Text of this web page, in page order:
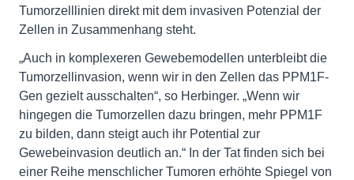
Tumorzelllinien direkt mit dem invasiven Potenzial der
Zellen in Zusammenhang steht.
„Auch in komplexeren Gewebemodellen unterbleibt die
Tumorzellinvasion, wenn wir in den Zellen das PPM1F-
Gen gezielt ausschalten“, so Herbinger. „Wenn wir
hingegen die Tumorzellen dazu bringen, mehr PPM1F
zu bilden, dann steigt auch ihr Potential zur
Gewebeinvasion deutlich an.“ In der Tat finden sich bei
einer Reihe menschlicher Tumoren erhöhte Spiegel von